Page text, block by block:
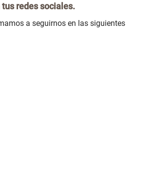
redes sociales.
a seguirnos en las siguientes